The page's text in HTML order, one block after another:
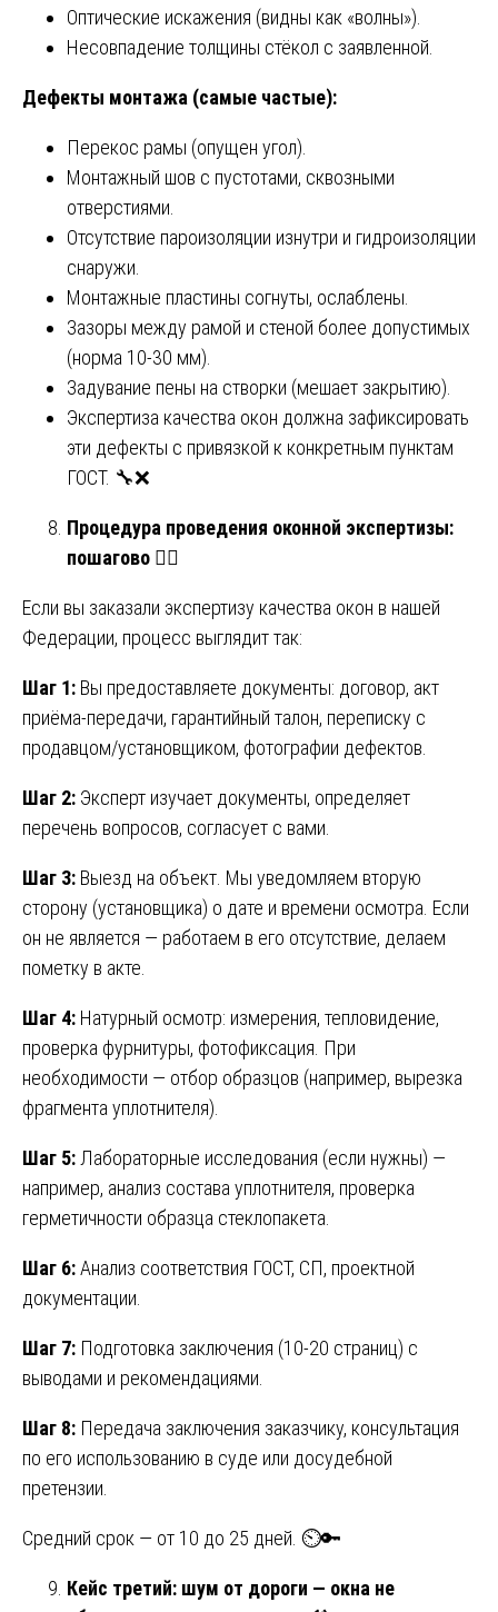
Оптические искажения (видны как «волны»).
Несовпадение толщины стёкол с заявленной.
Дефекты монтажа (самые частые):
Перекос рамы (опущен угол).
Монтажный шов с пустотами, сквозными
отверстиями.
Отсутствие пароизоляции изнутри и гидроизоляции
снаружи.
Монтажные пластины согнуты, ослаблены.
Зазоры между рамой и стеной более допустимых
(норма 10-30 мм).
Задувание пены на створки (мешает закрытию).
Экспертиза качества окон должна зафиксировать
эти дефекты с привязкой к конкретным пунктам
ГОСТ. 🔧❌
Процедура проведения оконной экспертизы:
пошагово 🚶
Если вы заказали экспертизу качества окон в нашей
Федерации, процесс выглядит так:
Шаг 1: Вы предоставляете документы: договор, акт
приёма-передачи, гарантийный талон, переписку с
продавцом/установщиком, фотографии дефектов.
Шаг 2: Эксперт изучает документы, определяет
перечень вопросов, согласует с вами.
Шаг 3: Выезд на объект. Мы уведомляем вторую
сторону (установщика) о дате и времени осмотра. Если
он не является — работаем в его отсутствие, делаем
пометку в акте.
Шаг 4: Натурный осмотр: измерения, тепловидение,
проверка фурнитуры, фотофиксация. При
необходимости — отбор образцов (например, вырезка
фрагмента уплотнителя).
Шаг 5: Лабораторные исследования (если нужны) —
например, анализ состава уплотнителя, проверка
герметичности образца стеклопакета.
Шаг 6:Анализ соответствия ГОСТ, СП, проектной
документации.
Шаг 7: Подготовка заключения (10-20 страниц) с
выводами и рекомендациями.
Шаг 8: Передача заключения заказчику, консультация
по его использованию в суде или досудебной
претензии.
Средний срок — от 10 до 25 дней. ⏲️🔑
Кейс третий: шум от дороги — окна не